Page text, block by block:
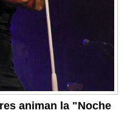
animan la "Noche